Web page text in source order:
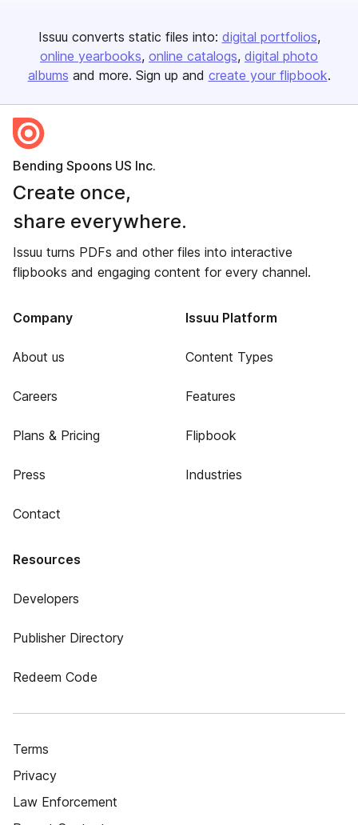
Issuu converts static files into: digital portfolios
online yearbooks online catalogs digital photo
albums and more. Sign up and create your flipbook.
Bending Spoons US Inc.
Create once,
share everywhere.
Issuu turns PDFs and other files into interactive
flipbooks and engaging content for every channel.
Company
About us
Careers
Plans & Pricing
Press
Contact
Issuu Platform
Content Types
Features
Flipbook
Industries
Resources
Developers
Publisher Directory
Redeem Code
Terms
Privacy
Law Enforcement